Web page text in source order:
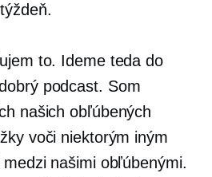
to. Ideme teda do
podcast. Som
našich obľúbených
voči niektorým iným
našimi obľúbenými.